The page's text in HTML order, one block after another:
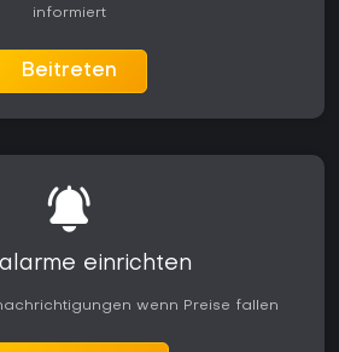
informiert
Beitreten
einrichten
wenn Preise fallen